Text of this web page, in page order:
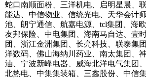
蛇口南顺面粉、三洋机电、启明星晨、
能达、中信物业、信统光电、天华会计
池、朗宁通信、航嘉电源、tcl集团、海
友邦保险、中电集团、海南马自达、壹
团、浙江金洲集团、长亮科技、联泰集
洋数码、佛山海纳川药业、南太集团、
油、宁波新峰电器、威海北洋电气集团
北热电、中集集装箱、三鑫股份、中信